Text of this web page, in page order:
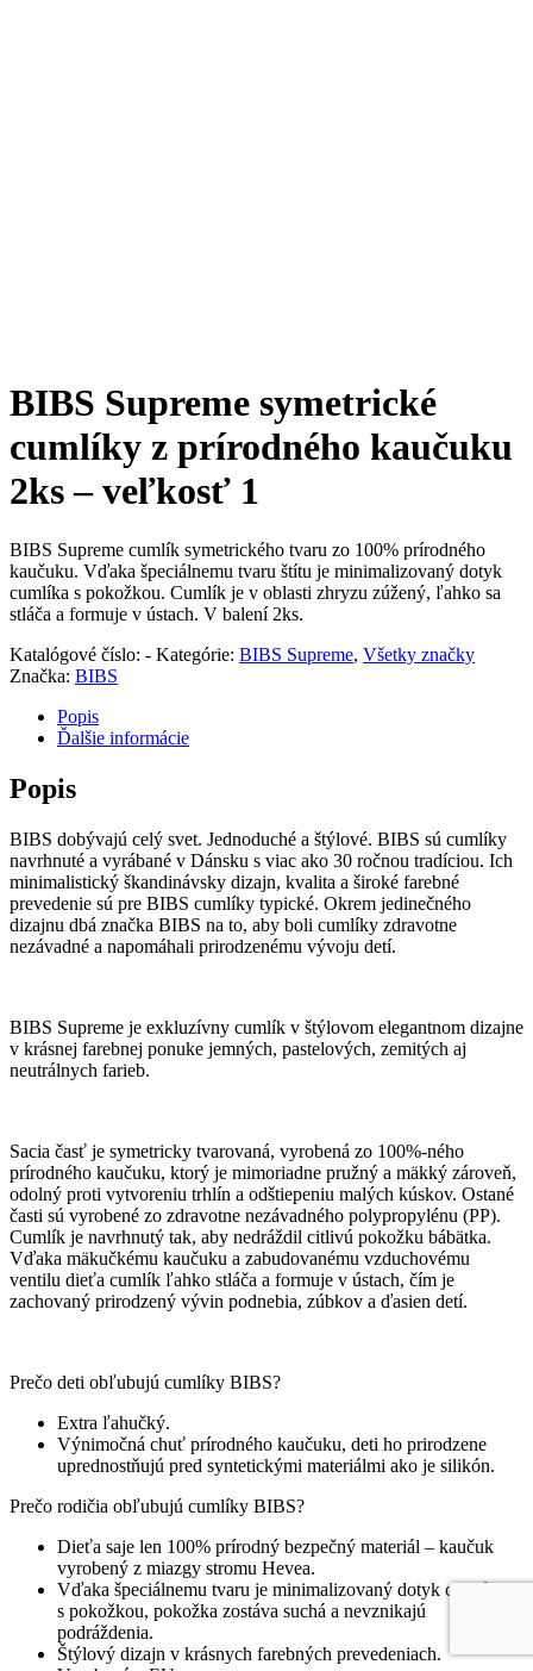
BIBS Supreme symetrické
cumlíky z prírodného kaučuku
2ks – veľkosť 1
BIBS Supreme cumlík symetrického tvaru zo 100% prírodného
kaučuku. Vďaka špeciálnemu tvaru štítu je minimalizovaný dotyk
cumlíka s pokožkou. Cumlík je v oblasti zhryzu zúžený, ľahko sa
stláča a formuje v ústach. V balení 2ks.
Katalógové číslo: - Kategórie: BIBS Supreme, Všetky značky
Značka: BIBS
Popis
Ďalšie informácie
Popis
BIBS dobývajú celý svet. Jednoduché a štýlové. BIBS sú cumlíky
navrhnuté a vyrábané v Dánsku s viac ako 30 ročnou tradíciou. Ich
minimalistický škandinávsky dizajn, kvalita a široké farebné
prevedenie sú pre BIBS cumlíky typické. Okrem jedinečného
dizajnu dbá značka BIBS na to, aby boli cumlíky zdravotne
nezávadné a napomáhali prirodzenému vývoju detí.
BIBS Supreme je exkluzívny cumlík v štýlovom elegantnom dizajne
v krásnej farebnej ponuke jemných, pastelových, zemitých aj
neutrálnych farieb.
Sacia časť je symetricky tvarovaná, vyrobená zo 100%-ného
prírodného kaučuku, ktorý je mimoriadne pružný a mäkký zároveň,
odolný proti vytvoreniu trhlín a odštiepeniu malých kúskov. Ostané
časti sú vyrobené zo zdravotne nezávadného polypropylénu (PP).
Cumlík je navrhnutý tak, aby nedráždil citlivú pokožku bábätka.
Vďaka mäkučkému kaučuku a zabudovanému vzduchovému
ventilu dieťa cumlík ľahko stláča a formuje v ústach, čím je
zachovaný prirodzený vývin podnebia, zúbkov a ďasien detí.
Prečo deti obľubujú cumlíky BIBS?
Extra ľahučký.
Výnimočná chuť prírodného kaučuku, deti ho prirodzene
uprednostňujú pred syntetickými materiálmi ako je silikón.
Prečo rodičia obľubujú cumlíky BIBS?
Dieťa saje len 100% prírodný bezpečný materiál – kaučuk
vyrobený z miazgy stromu Hevea.
Vďaka špeciálnemu tvaru je minimalizovaný dotyk cumlíka
s pokožkou, pokožka zostáva suchá a nevznikajú
podráždenia.
Štýlový dizajn v krásnych farebných prevedeniach.